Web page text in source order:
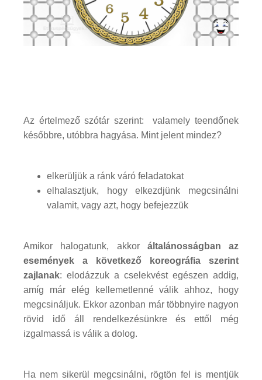
Az értelmező szótár szerint: valamely teendőnek
későbbre, utóbbra hagyása. Mint jelent mindez?
elkerüljük a ránk váró feladatokat
elhalasztjuk, hogy elkezdjünk megcsinálni
valamit, vagy azt, hogy befejezzük
Amikor halogatunk, akkor általánosságban az
események a következő koreográfia szerint
zajlanak: elodázzuk a cselekvést egészen addig,
amíg már elég kellemetlenné válik ahhoz, hogy
megcsináljuk. Ekkor azonban már többnyire nagyon
rövid idő áll rendelkezésünkre és ettől még
izgalmassá is válik a dolog.
Ha nem sikerül megcsinálni, rögtön fel is mentjük